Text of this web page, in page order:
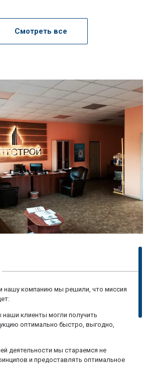
Смотреть все
нашу компанию мы решили, что миссия
наши клиенты могли получить
оптимально быстро, выгодно,
деятельности мы стараемся не
и предоставлять оптимальное